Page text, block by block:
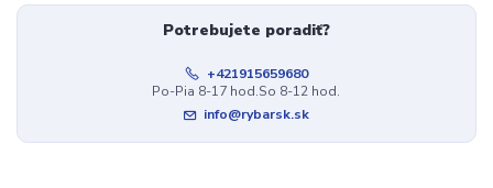
Potrebujete poradiť?
+421915659680
Po-Pia 8-17 hod.So 8-12 hod.
info@rybarsk.sk